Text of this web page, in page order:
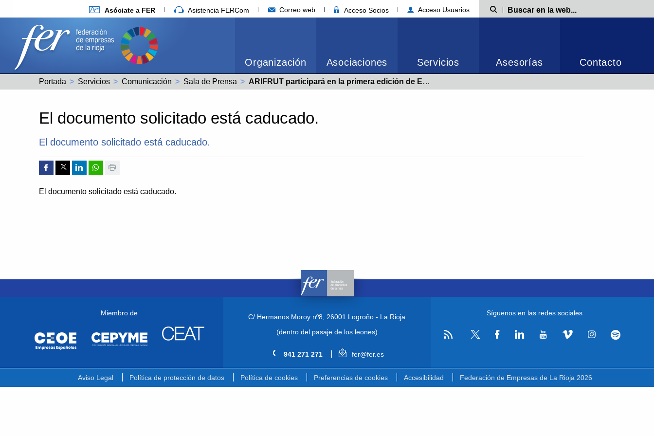
Asóciate a FER Asistencia FERCom Correo web Acceso Socios Acceso Usuarios Búsqueda
Organización Asociaciones Servicios Asesorías Contacto
Portada Servicios Comunicación Sala de Prensa Actual:
ARIFRUT participará en la primera edición de EXPO SAGRIS junto a FEPEX
El documento solicitado está caducado.
El documento solicitado está caducado.
Compartir por Facebook
Compartir por Twitter
Compartir por Linkedin
Compartir por whatsapp
El documento solicitado está caducado.
Miembro de C/ Hermanos Moroy nº8, 26001 Logroño - La Rioja
(dentro del pasaje de los leones)
941 271 271 fer@fer.es
Síguenos en las redes sociales
Aviso Legal Política de protección de datos Política de cookies Preferencias de cookies Accesibilidad Federación de Empresas de La Rioja 2026